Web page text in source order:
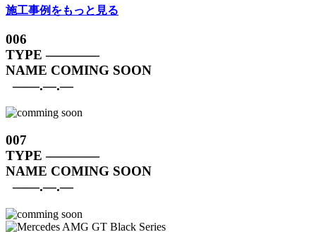
施工事例をもっと見る
006
TYPE ————
NAME COMING SOON
——.—.—
007
TYPE ————
NAME COMING SOON
——.—.—